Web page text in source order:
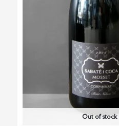
Out of stock